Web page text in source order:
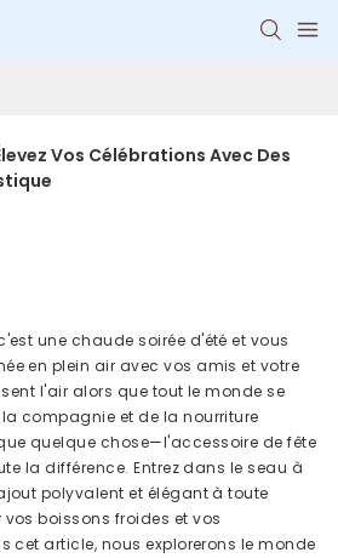
Vos Célébrations Avec Des
une chaude soirée d'été et vous
en plein air avec vos amis et votre
l'air alors que tout le monde se
compagnie et de la nourriture
quelque chose—l'accessoire de fête
la différence. Entrez dans le seau à
polyvalent et élégant à toute
boissons froides et vos
cet article, nous explorerons le monde